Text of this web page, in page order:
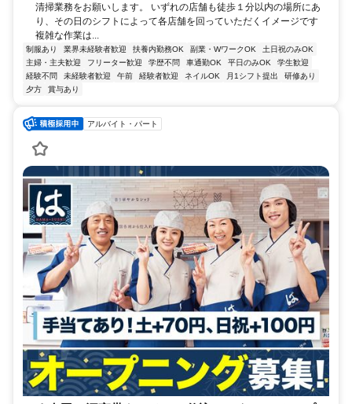
清掃業務をお願いします。 いずれの店舗も徒歩１分以内の場所にあ
り、その日のシフトによって各店舗を回っていただくイメージです
複雑な作業は...
制服あり 業界未経験者歓迎 扶養内勤務OK 副業・WワークOK
土日祝のみOK
主婦・主夫歓迎
フリーター歓迎 学歴不問 車通勤OK 平日のみOK
学生歓迎
経験不問
未経験者歓迎 午前 経験者歓迎 ネイルOK 月1シフト提出
研修あり
夕方
賞与あり
アルバイト・パート